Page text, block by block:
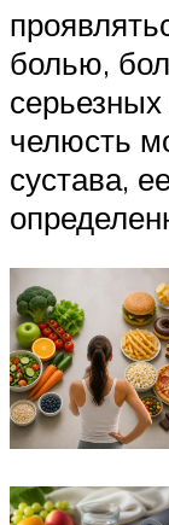
болью,
челюсть
сустава,